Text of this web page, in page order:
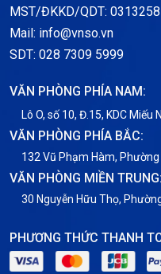
Thông báo
Thông tin chung
Tin tức
MST/ĐKKD/QDT:
Mail: info@vnso.vn
SDT: 028 7309 5999
VĂN PHÒNG PHÍA NAM:
Lô O, số 10, Đ.15, KDC Miếu
VĂN PHÒNG PHÍA BẮC:
132 Vũ Phạm Hàm, Phường
VĂN PHÒNG MIỀN TRUNG:
30 Nguyễn Hữu Thọ,
PHƯƠNG THỨC THANH